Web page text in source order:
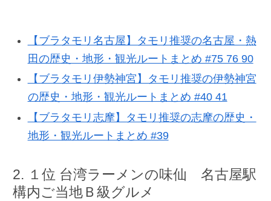
【ブラタモリ名古屋】タモリ推奨の名古屋・熱
田の歴史・地形・観光ルートまとめ #75 76 90
【ブラタモリ伊勢神宮】タモリ推奨の伊勢神宮
の歴史・地形・観光ルートまとめ #40 41
【ブラタモリ志摩】タモリ推奨の志摩の歴史・
地形・観光ルートまとめ #39
１位 台湾ラーメンの味仙 名古屋駅
構内ご当地Ｂ級グルメ